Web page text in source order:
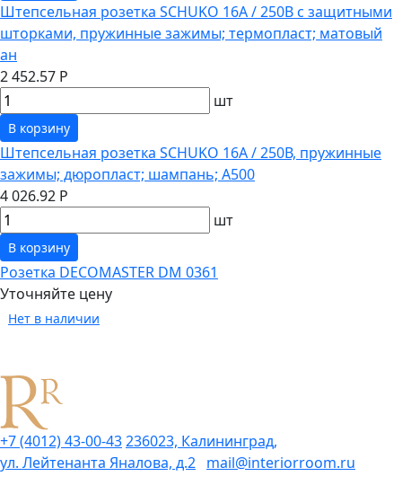
Штепсельная розетка SCHUKO 16А / 250В с защитными
шторками, пружинные зажимы; термопласт; матовый
ан
2 452.57 Р
шт
В корзину
Штепсельная розетка SCHUKO 16А / 250В, пружинные
зажимы; дюропласт; шампань; A500
4 026.92 Р
шт
В корзину
Розетка DECOMASTER DM 0361
Уточняйте цену
Нет в наличии
+7 (4012) 43-00-43236023, Калининград,
ул. Лейтенанта Яналова, д.2 mail@interiorroom.ru